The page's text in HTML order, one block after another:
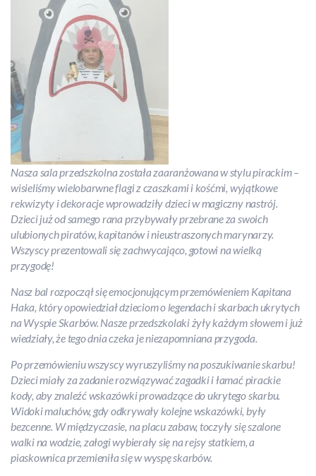
Nasza sala przedszkolna została zaaranżowana w stylu pirackim –
wisieliśmy wielobarwne flagi z czaszkami i kośćmi, wyjątkowe
rekwizyty i dekoracje wprowadziły dzieci w magiczny nastrój.
Dzieci już od samego rana przybywały przebrane za swoich
ulubionych piratów, kapitanów i nieustraszonych marynarzy.
Wszyscy prezentowali się zachwycająco, gotowi na wielką
przygodę!
Nasz bal rozpoczął się emocjonującym przemówieniem Kapitana
Haka, który opowiedział dzieciom o legendach i skarbach ukrytych
na Wyspie Skarbów. Nasze przedszkolaki żyły każdym słowem i już
wiedziały, że tego dnia czeka je niezapomniana przygoda.
Po przemówieniu wszyscy wyruszyliśmy na poszukiwanie skarbu!
Dzieci miały za zadanie rozwiązywać zagadki i łamać pirackie
kody, aby znaleźć wskazówki prowadzące do ukrytego skarbu.
Widoki maluchów, gdy odkrywały kolejne wskazówki, były
bezcenne. W międzyczasie, na placu zabaw, toczyły się szalone
walki na wodzie, załogi wybierały się na rejsy statkiem, a
piaskownica przemieniła się w wyspę skarbów.